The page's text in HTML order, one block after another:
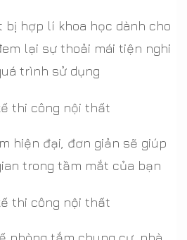
hợp lí khoa học dành cho
lại sự thoải mái tiện nghi
trình sử dụng
hiện đại, đơn giản sẽ giúp
trong tầm mắt của bạn